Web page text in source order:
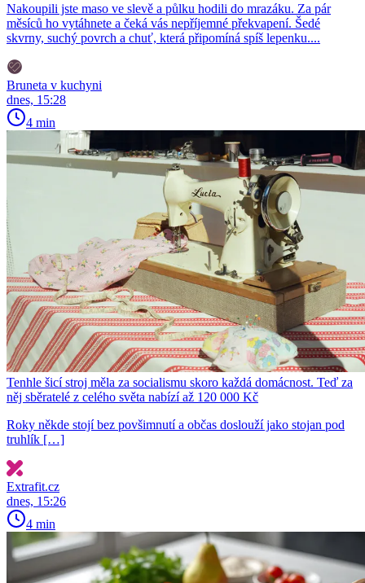
Nakoupili jste maso ve slevě a půlku hodili do mrazáku. Za pár
měsíců ho vytáhnete a čeká vás nepříjemné překvapení. Šedé
skvrny, suchý povrch a chuť, která připomíná spíš lepenku....
Bruneta v kuchyni
dnes, 15:28
4 min
Tenhle šicí stroj měla za socialismu skoro každá domácnost. Teď za
něj sběratelé z celého světa nabízí až 120 000 Kč
Roky někde stojí bez povšimnutí a občas doslouží jako stojan pod
truhlík […]
Extrafit.cz
dnes, 15:26
4 min